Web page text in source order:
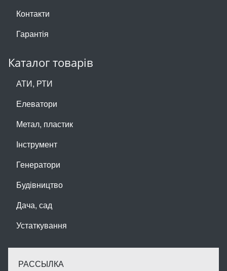
Контакти
Гарантія
Каталог товарів
АТИ, РТИ
Елеватори
Метал, пластик
Інструмент
Генератори
Будівництво
Дача, сад
Устаткування
РАССЫЛКА